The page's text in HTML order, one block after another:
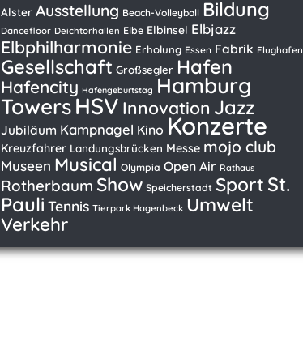
Alster Ausstellung Beach-Volleyball Bildung
Dancefloor Deichtorhallen Elbe Elbinsel Elbjazz
Elbphilharmonie Erholung Essen Fabrik Flughafen
Gesellschaft Großsegler Hafen
Hafencity Hafengeburtstag Hamburg
TowersHSV Innovation Jazz
Jubiläum Kampnagel Kino Konzerte
Kreuzfahrer Landungsbrücken Messe mojo club
Museen Musical Olympia Open Air Rathaus
Rotherbaum Show Speicherstadt Sport St.
Pauli Tennis Tierpark Hagenbeck Umwelt
Verkehr